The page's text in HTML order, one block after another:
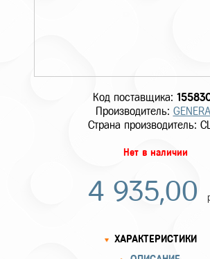
Код поставщика:
Производитель:
Страна производитель:
Нет в наличии
4 935,00